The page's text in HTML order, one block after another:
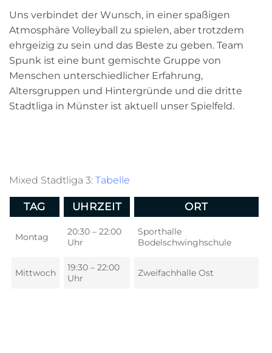
Uns verbindet der Wunsch, in einer spaßigen
Atmosphäre Volleyball zu spielen, aber trotzdem
ehrgeizig zu sein und das Beste zu geben. Team
Spunk ist eine bunt gemischte Gruppe von
Menschen unterschiedlicher Erfahrung,
Altersgruppen und Hintergründe und die dritte
Stadtliga in Münster ist aktuell unser Spielfeld.
Mixed Stadtliga 3: Tabelle
TAG UHRZEIT ORT
Montag
20:30 – 22:00
Uhr
Sporthalle
Bodelschwinghschule
Mittwoch
19:30 – 22:00
Uhr
Zweifachhalle Ost